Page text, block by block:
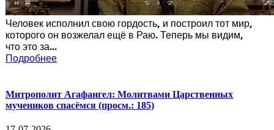
Человек исполнил свою гордость, и построил тот мир,
которого он возжелал ещё в Раю. Теперь мы видим,
что это за...
Подробнее
Митрополит Агафангел: Молитвами Царственных
мучеников спасёмся (просм.: 185)